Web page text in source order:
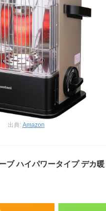
出典: Amazon
ブ ハイパワータイプ デカ